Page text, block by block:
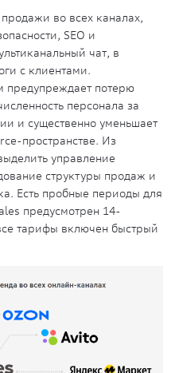
во всех каналах,
SEO и
чат, в
с клиентами.
предупреждает потерю
персонала за
и существенно уменьшает
пространстве. Из
управление
структуры продаж и
Есть пробные периоды для
предусмотрен 14-
тарифы включен быстрый